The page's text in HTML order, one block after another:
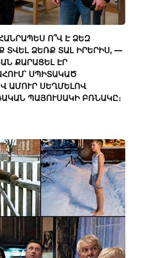
Ո՞Վ Է ՁԵԶ
ՏՎԵԼ ՁԵՌՔ ՏԱԼ ԻՐԵՐԻՍ, —
ՔԱՐԱՑԵԼ ԷՐ
ՍՊԻՏԱԿԱԾ
ԱՄՈՒՐ ՍԵՂՄԵԼՈՎ
ՊԱՅՈՒՍԱԿԻ ԲՌՆԱԿԸ։